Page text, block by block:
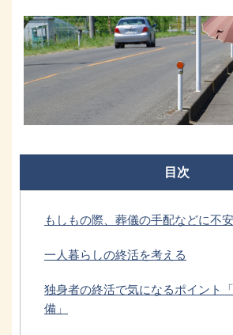
目次
もしもの際、葬儀の手配などに不安
一人暮らしの終活を考える
独身者の終活で気になるポイント
備」